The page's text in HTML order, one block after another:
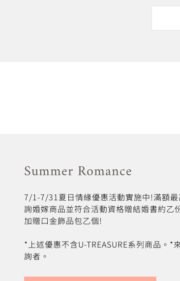
Summer Romance
7/1-7/31夏日情緣優惠活動實施中!滿額
詢婚嫁商品並符合活動資格贈結婚書約乙
加贈口金飾品包乙個!
*上述優惠不含U-TREASURE系列商品。*
詢者。